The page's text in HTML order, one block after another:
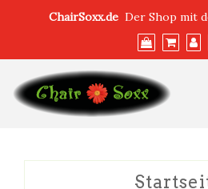
ChairSoxx.de Der Shop mit